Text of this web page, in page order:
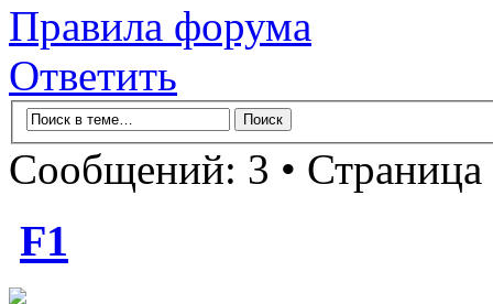
Правила форума
Ответить
Сообщений: 3 • Страница
F1